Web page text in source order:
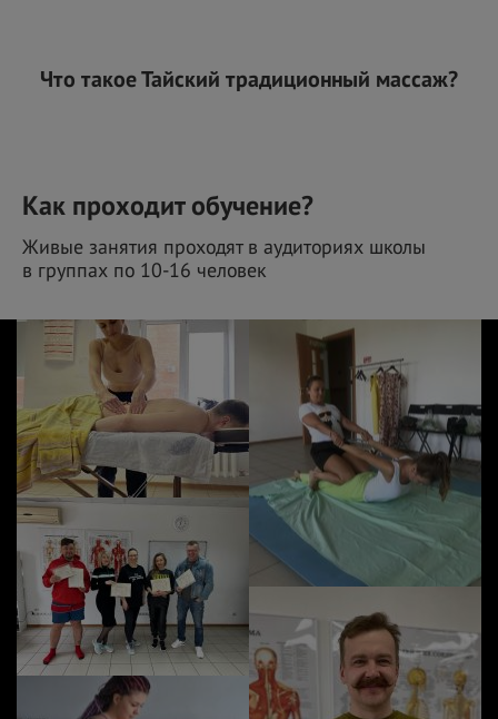
Что такое Тайский традиционный массаж?
Как проходит обучение?
Живые занятия проходят в аудиториях школы
в группах по 10-16 человек